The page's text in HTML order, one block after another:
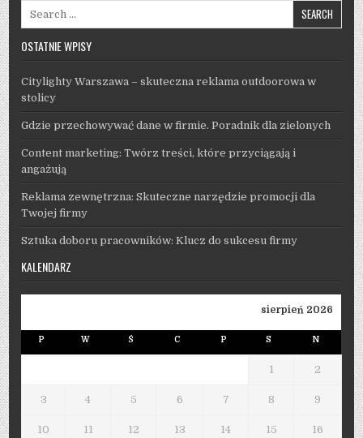
Search for:
OSTATNIE WPISY
Citylighty Warszawa – skuteczna reklama outdoorowa w
stolicy
Gdzie przechowywać dane w firmie. Poradnik dla zielonych
Content marketing: Twórz treści, które przyciągają i
angażują
Reklama zewnętrzna: Skuteczne narzędzie promocji dla
Twojej firmy
Sztuka doboru pracowników: Klucz do sukcesu firmy
KALENDARZ
sierpień 2026
P W Ś C P S N
1 2
3 4 5 6 7 8 9
10 11 12 13 14 15 16